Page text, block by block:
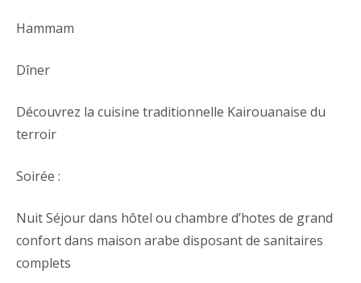
Hammam
Dîner
Découvrez la cuisine traditionnelle Kairouanaise du
terroir
Soirée :
Nuit Séjour dans hôtel ou chambre d’hotes de grand
confort dans maison arabe disposant de sanitaires
complets